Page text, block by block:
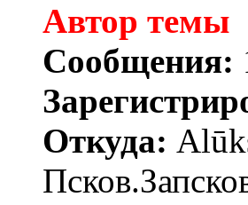
Автор темы
Сообщения:
Откуда: